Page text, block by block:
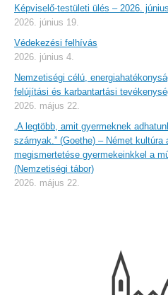
Képviselő-testületi ülés – 2026.
2026. június 19.
Védekezési felhívás
2026. június 4.
Nemzetiségi célú,
felújítási és karbantartási
2026. május 22.
„A legtöbb, amit gyermeknek
szárnyak.” (Goethe) – Német kultúra
megismertetése gyermekeinkkel a
(Nemzetiségi tábor)
2026. május 22.